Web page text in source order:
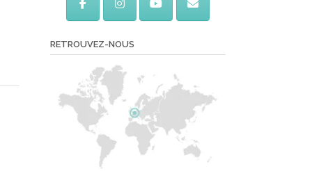
RETROUVEZ-NOUS